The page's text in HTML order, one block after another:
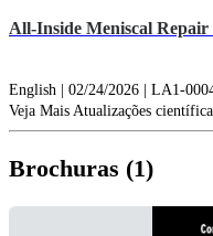
All-Inside Meniscal
English | 02/24/2026 | LA1-
Veja Mais Atualizações
Brochuras (1)